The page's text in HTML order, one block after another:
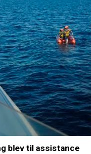
blev til assistance